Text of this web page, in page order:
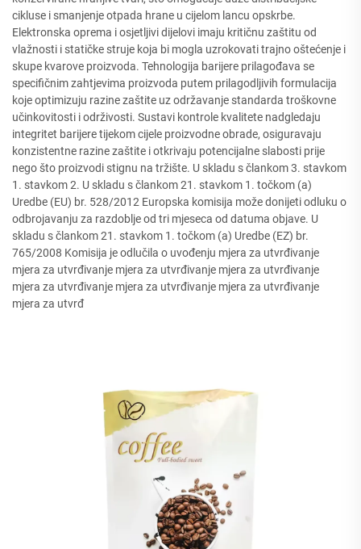
cikluse i smanjenje otpada hrane u cijelom lancu opskrbe.
Elektronska oprema i osjetljivi dijelovi imaju kritičnu zaštitu od
vlažnosti i statičke struje koja bi mogla uzrokovati trajno oštećenje i
skupe kvarove proizvoda. Tehnologija barijere prilagođava se
specifičnim zahtjevima proizvoda putem prilagodljivih formulacija
koje optimizuju razine zaštite uz održavanje standarda troškovne
učinkovitosti i održivosti. Sustavi kontrole kvalitete nadgledaju
integritet barijere tijekom cijele proizvodne obrade, osiguravaju
konzistentne razine zaštite i otkrivaju potencijalne slabosti prije
nego što proizvodi stignu na tržište. U skladu s člankom 3. stavkom
1. stavkom 2. U skladu s člankom 21. stavkom 1. točkom (a)
Uredbe (EU) br. 528/2012 Europska komisija može donijeti odluku o
odbrojavanju za razdoblje od tri mjeseca od datuma objave. U
skladu s člankom 21. stavkom 1. točkom (a) Uredbe (EZ) br.
765/2008 Komisija je odlučila o uvođenju mjera za utvrđivanje
mjera za utvrđivanje mjera za utvrđivanje mjera za utvrđivanje
mjera za utvrđivanje mjera za utvrđivanje mjera za utvrđivanje
mjera za utvrđ